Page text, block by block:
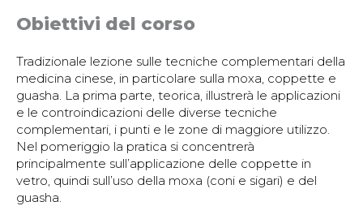
Obiettivi del corso
Tradizionale lezione sulle tecniche complementari della
medicina cinese, in particolare sulla moxa, coppette e
guasha. La prima parte, teorica, illustrerà le applicazioni
e le controindicazioni delle diverse tecniche
complementari, i punti e le zone di maggiore utilizzo.
Nel pomeriggio la pratica si concentrerà
principalmente sull’applicazione delle coppette in
vetro, quindi sull’uso della moxa (coni e sigari) e del
guasha.